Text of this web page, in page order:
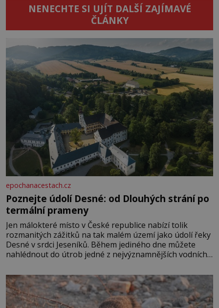
NENECHTE SI UJÍT DALŠÍ ZAJÍMAVÉ
ČLÁNKY
epochanacestach.cz
Poznejte údolí Desné: od Dlouhých strání po
termální prameny
Jen málokteré místo v České republice nabízí tolik
rozmanitých zážitků na tak malém území jako údolí řeky
Desné v srdci Jeseníků. Během jediného dne můžete
nahlédnout do útrob jedné z nejvýznamnějších vodních
se na koloběžce a den zakončit poznáváním památek ve
Velkých Losinách nebo v termálním